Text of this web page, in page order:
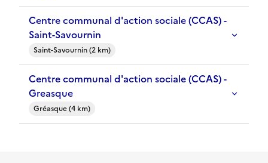
Centre communal d'action sociale (CCAS) -
Saint-Savournin
Saint-Savournin (2 km)
Centre communal d'action sociale (CCAS) -
Greasque
Gréasque (4 km)